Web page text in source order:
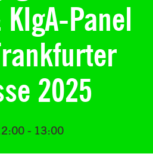
Panel
2025
- 13:00